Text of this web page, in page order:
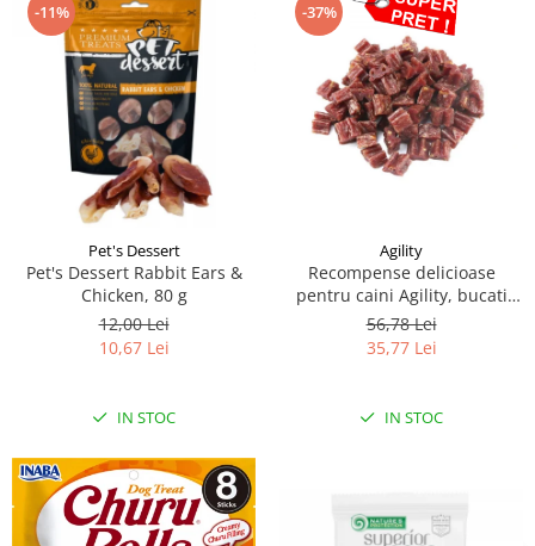
-11%
Pet's Dessert
Pet's Dessert Rabbit Ears &
Chicken, 80 g
12,00 Lei
10,67 Lei
IN STOC
-37%
Agility
Recompense delicioase
pentru caini Agility, bucati
inimioara iepure, 500g
56,78 Lei
35,77 Lei
IN STOC